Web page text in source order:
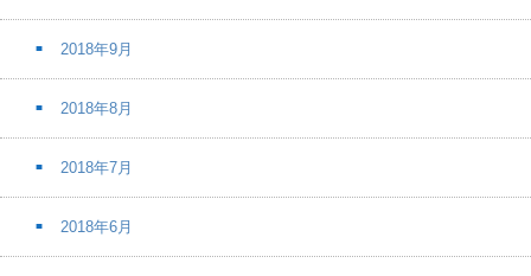
2018年9月
2018年8月
2018年7月
2018年6月